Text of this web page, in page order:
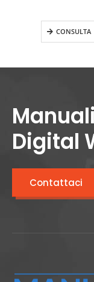
CONSULTA
Digital
Contattaci